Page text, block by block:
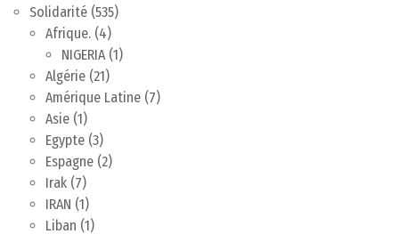
Solidarité (535)
Afrique. (4)
NIGERIA (1)
Algérie (21)
Amérique Latine (7)
Asie (1)
Egypte (3)
Espagne (2)
Irak (7)
IRAN (1)
Liban (1)